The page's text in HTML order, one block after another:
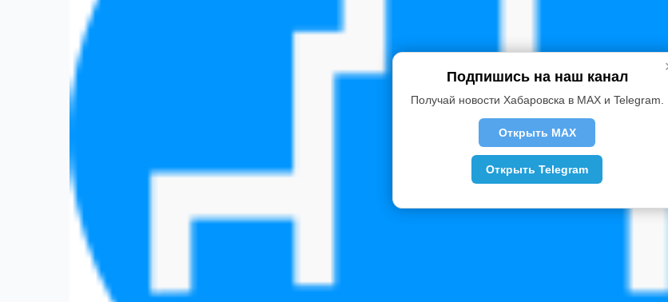
Подпишись на наш канал
Получай новости Хабаровска в MAX и Telegram.
Открыть MAX
Открыть Telegram